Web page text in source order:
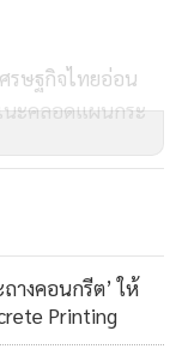
ารขับเคลื่อน
นของผู้ประกอบ
บบที่สุด และร่วม
กที่นี่เลย!! * * *
รษฐกิจไทยอ่อน
นะคลอดแผนกระ
เกษตรตกต่ำ
ถางคอนกรีต’ ให้
Printing